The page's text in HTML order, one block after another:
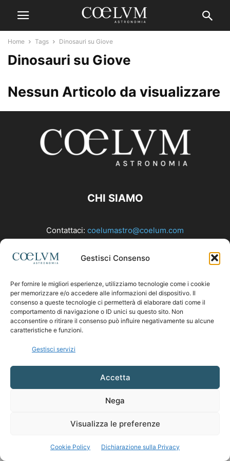
Gestisci Consenso
Per fornire le migliori esperienze, utilizziamo tecnologie come i cookie
per memorizzare e/o accedere alle informazioni del dispositivo. Il
consenso a queste tecnologie ci permetterà di elaborare dati come il
comportamento di navigazione o ID unici su questo sito. Non
acconsentire o ritirare il consenso può influire negativamente su alcune
caratteristiche e funzioni.
Gestisci servizi
Accetta
Nega
Visualizza le preferenze
Cookie Policy Dichiarazione sulla Privacy
Home Tags Dinosauri su Giove
Dinosauri su Giove
Nessun Articolo da visualizzare
CHI SIAMO
Contattaci: coelumastro@coelum.com
SEGUICI